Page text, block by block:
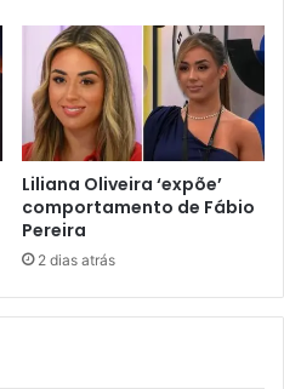
Liliana Oliveira ‘expõe’
comportamento de Fábio
Pereira
2 dias atrás